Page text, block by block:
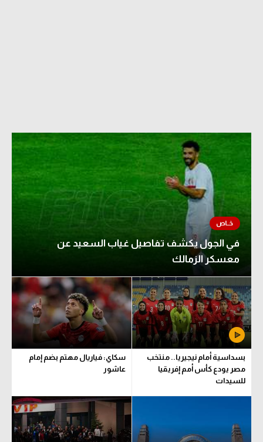
في الجول يكشف تفاصيل غياب السعيد عن
معسكر الزمالك
بسداسية أمام نيجيريا.. منتخب
مصر يودع كأس أمم إفريقيا
للسيدات
سكاي: فياريال مهتم بضم إمام
عاشور